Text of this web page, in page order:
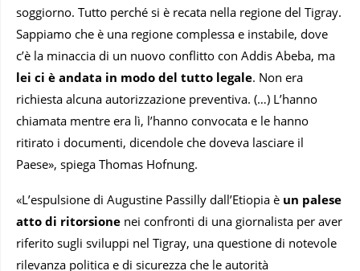
soggiorno. Tutto perché si è recata nella regione del Tigray.
Sappiamo che è una regione complessa e instabile, dove
c’è la minaccia di un nuovo conflitto con Addis Abeba, ma
lei ci è andata in modo del tutto legale. Non era
richiesta alcuna autorizzazione preventiva. (…) L’hanno
chiamata mentre era lì, l’hanno convocata e le hanno
ritirato i documenti, dicendole che doveva lasciare il
Paese», spiega Thomas Hofnung.
«L’espulsione di Augustine Passilly dall’Etiopia è un palese
atto di ritorsione nei confronti di una giornalista per aver
riferito sugli sviluppi nel Tigray, una questione di notevole
rilevanza politica e di sicurezza che le autorità